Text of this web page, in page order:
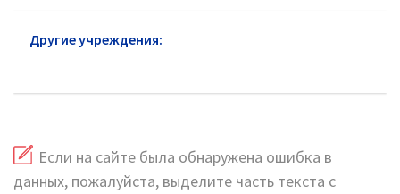
Другие учреждения:
Если на сайте была обнаружена ошибка в
данных, пожалуйста, выделите часть текста с